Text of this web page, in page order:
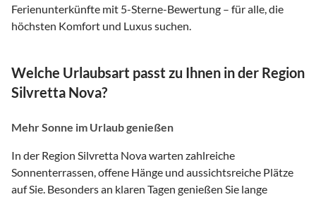
Ferienunterkünfte mit 5-Sterne-Bewertung – für alle, die
höchsten Komfort und Luxus suchen.
Welche Urlaubsart passt zu Ihnen in der Region
Silvretta Nova?
Mehr Sonne im Urlaub genießen
In der Region Silvretta Nova warten zahlreiche
Sonnenterrassen, offene Hänge und aussichtsreiche Plätze
auf Sie. Besonders an klaren Tagen genießen Sie lange